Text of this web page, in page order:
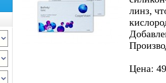
линз,
Цена: